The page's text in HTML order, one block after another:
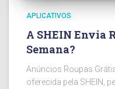
APLICATIVOS
A SHEIN Envia
Semana?
Anúncios Roupas
oferecida pela SHEIN,